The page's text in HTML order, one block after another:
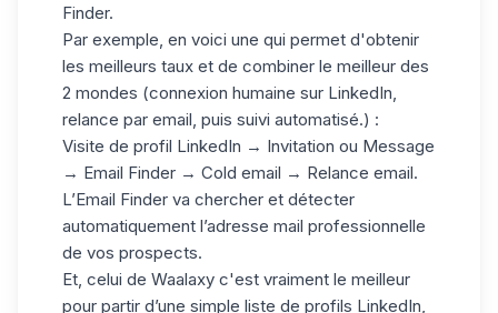
Finder.
Par exemple, en voici une qui permet d'obtenir
les meilleurs taux et de combiner le meilleur des
2 mondes (connexion humaine sur LinkedIn,
relance par email, puis suivi automatisé.) :
Visite de profil LinkedIn → Invitation ou Message
→ Email Finder → Cold email → Relance email.
L’Email Finder va chercher et détecter
automatiquement l’adresse mail professionnelle
de vos prospects.
Et, celui de Waalaxy c'est vraiment le meilleur
pour partir d’une simple liste de profils LinkedIn,